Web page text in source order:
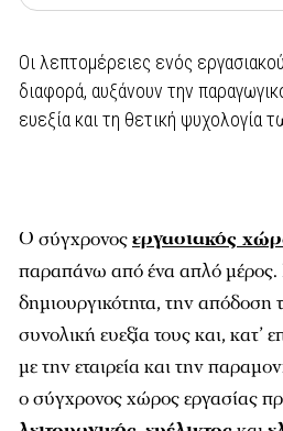
Οι λεπτομέρειες ενός
διαφορά, αυξάνουν την
ευεξία και τη θετική ψυχολογία
Ο σύγχρονοςεργασιακός
παραπάνω από ένα απλό µέρος.
δηµιουργικότητα, την απόδοση
συνολική ευεξία τους και, κατ’
µε την εταιρεία και την
ο σύγχρονος χώρος εργασίας